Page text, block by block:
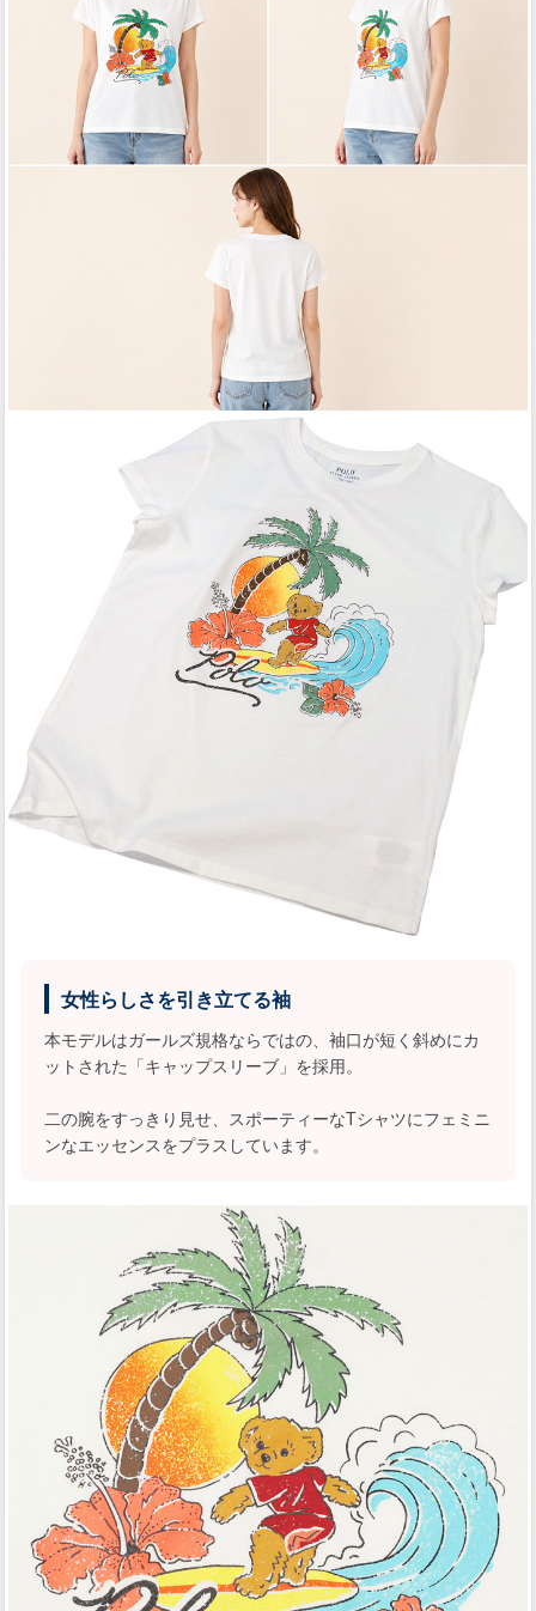
女性らしさを引き立てる袖
本モデルはガールズ規格ならではの、袖口が短く斜めにカ
ットされた「キャップスリーブ」を採用。
二の腕をすっきり見せ、スポーティーなTシャツにフェミニ
ンなエッセンスをプラスしています。